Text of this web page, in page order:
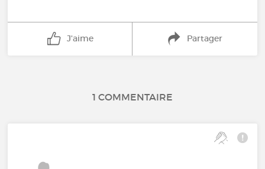
J'aime Partager
1 COMMENTAIRE